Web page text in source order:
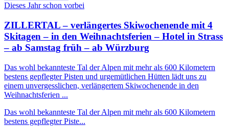
Dieses Jahr schon vorbei
ZILLERTAL – verlängertes Skiwochenende mit 4
Skitagen – in den Weihnachtsferien – Hotel in Strass
– ab Samstag früh – ab Würzburg
Das wohl bekannteste Tal der Alpen mit mehr als 600 Kilometern
bestens gepflegter Pisten und urgemütlichen Hütten lädt uns zu
einem unvergesslichen, verlängertem Skiwochenende in den
Weihnachtsferien ...
Das wohl bekannteste Tal der Alpen mit mehr als 600 Kilometern
bestens gepflegter Piste...